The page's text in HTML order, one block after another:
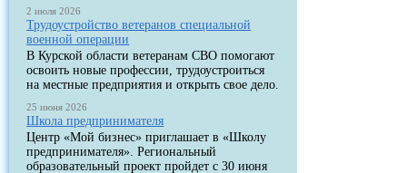
2 июля 2026
Трудоустройство ветеранов специальной
военной операции
В Курской области ветеранам СВО помогают
освоить новые профессии, трудоустроиться
на местные предприятия и открыть свое дело.
25 июня 2026
Школа предпринимателя
Центр «Мой бизнес» приглашает в «Школу
предпринимателя». Региональный
образовательный проект пройдет с 30 июня